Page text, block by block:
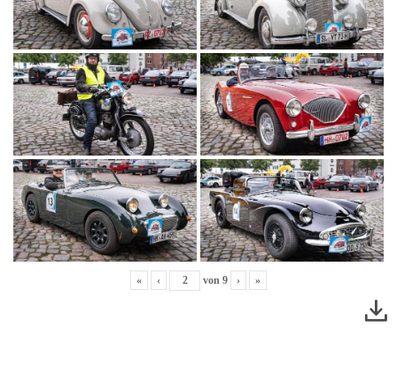
« ‹ von 9 › »